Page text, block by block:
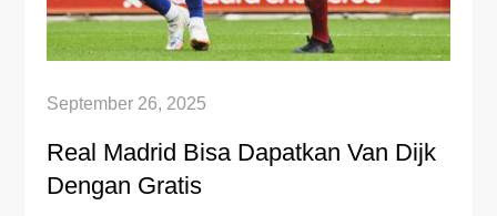
September 26, 2025
Real Madrid Bisa Dapatkan Van Dijk
Dengan Gratis